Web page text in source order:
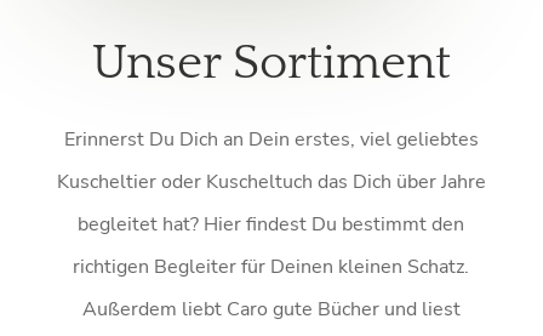
Unser Sortiment
Erinnerst Du Dich an Dein erstes, viel geliebtes
Kuscheltier oder Kuscheltuch das Dich über Jahre
begleitet hat? Hier findest Du bestimmt den
richtigen Begleiter für Deinen kleinen Schatz.
Außerdem liebt Caro gute Bücher und liest